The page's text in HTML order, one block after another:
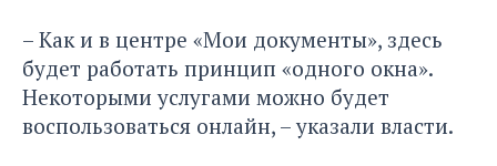
– Как и в центре «Мои документы», здесь
будет работать принцип «одного окна».
Некоторыми услугами можно будет
воспользоваться онлайн, – указали власти.